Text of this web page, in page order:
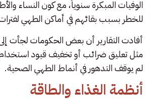
الوفيات المبكرة سنوياً، مع كون النساء
للخطر بسبب بقائهم في أماكن الطهي
أفادت التقارير أن بعض الحكومات لجأت
مثل تعليق ضرائب أو تخفيف قيود
لم يوقف التدهور في أنماط الطهي الصحية.
أنظمة الغذاء والطاقة